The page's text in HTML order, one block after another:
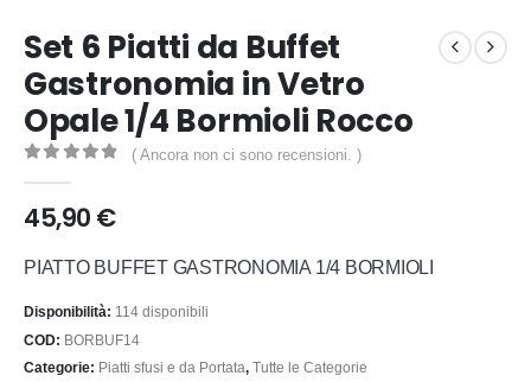
Set 6 Piatti da Buffet
Gastronomia in Vetro
Opale 1/4 Bormioli Rocco
( Ancora non ci sono recensioni. )
45,90 €
PIATTO BUFFET GASTRONOMIA 1/4 BORMIOLI
Disponibilità: 114 disponibili
COD: BORBUF14
Categorie: Piatti sfusi e da Portata, Tutte le Categorie